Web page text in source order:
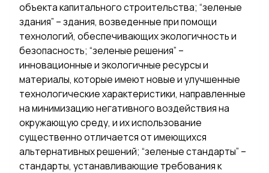
объекта капитального строительства; “зеленые
здания” – здания, возведенные при помощи
технологий, обеспечивающих экологичность и
безопасность; “зеленые решения” –
инновационные и экологичные ресурсы и
материалы, которые имеют новые и улучшенные
технологические характеристики, направленные
на минимизацию негативного воздействия на
окружающую среду, и их использование
существенно отличается от имеющихся
альтернативных решений; “зеленые стандарты” –
стандарты, устанавливающие требования к